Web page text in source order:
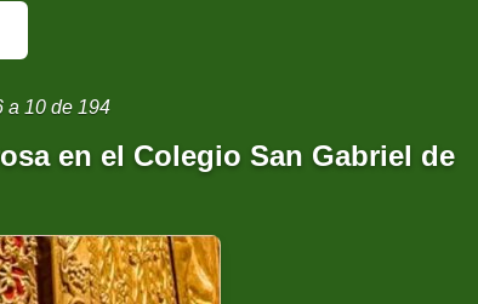
a 10 de 194
en el Colegio San Gabriel de